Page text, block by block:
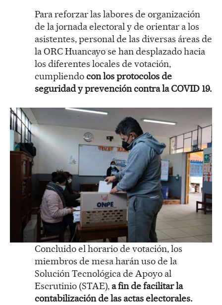
Para reforzar las labores de organización
de la jornada electoral y de orientar a los
asistentes, personal de las diversas áreas de
la ORC Huancayo se han desplazado hacia
los diferentes locales de votación,
cumpliendocon los protocolos de
seguridad y prevención contra la COVID 19.
Concluido el horario de votación, los
miembros de mesa harán uso de la
Solución Tecnológica de Apoyo al
Escrutinio (STAE), a fin de facilitar la
contabilización de las actas electorales.